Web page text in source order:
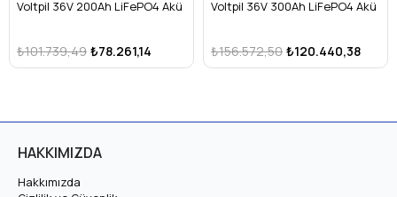
Voltpil 36V 200Ah LiFePO4 Akü
₺78.261,14
₺101.739,49
Voltpil 36V 300Ah LiFePO4 Akü
₺120.440,38
₺156.572,50
HAKKIMIZDA
Hakkımızda